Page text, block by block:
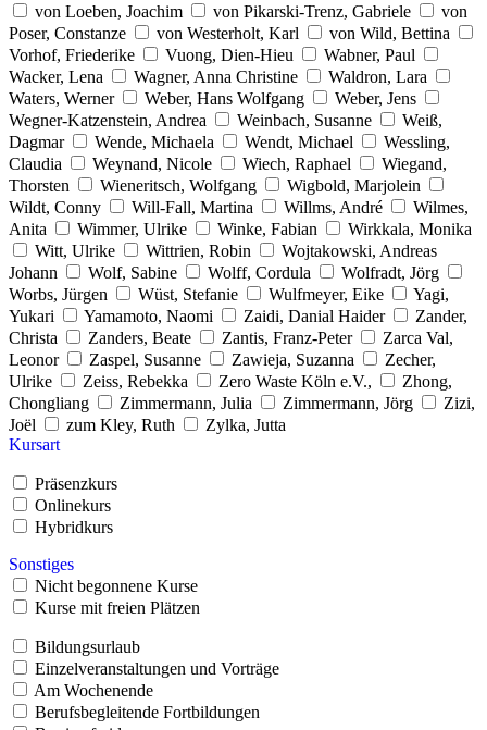
von Loeben, Joachim
von Pikarski-Trenz, Gabriele
von
Poser, Constanze
von Westerholt, Karl
von Wild, Bettina
Vorhof, Friederike
Vuong, Dien-Hieu
Wabner, Paul
Wacker, Lena
Wagner, Anna Christine
Waldron, Lara
Waters, Werner
Weber, Hans Wolfgang
Weber, Jens
Wegner-Katzenstein, Andrea
Weinbach, Susanne
Weiß,
Dagmar
Wende, Michaela Wendt, Michael
Wessling,
Claudia
Weynand, Nicole Wiech, Raphael
Wiegand,
Thorsten
Wieneritsch, Wolfgang
Wigbold, Marjolein
Wildt, Conny
Will-Fall, Martina Willms, André
Wilmes,
Anita
Wimmer, Ulrike Winke, Fabian
Wirkkala, Monika
Witt, Ulrike
Wittrien, Robin
Wojtakowski, Andreas
Johann
Wolf, Sabine Wolff, Cordula
Wolfradt, Jörg
Worbs, Jürgen
Wüst, Stefanie Wulfmeyer, Eike
Yagi,
Yukari
Yamamoto, Naomi Zaidi, Danial Haider
Zander,
Christa
Zanders, Beate Zantis, Franz-Peter
Zarca Val,
Leonor
Zaspel, Susanne Zawieja, Suzanna
Zecher,
Ulrike
Zeiss, Rebekka Zero Waste Köln e.V.,
Zhong,
Chongliang
Zimmermann, Julia Zimmermann, Jörg
Zizi,
Joël
zum Kley, Ruth
Zylka, Jutta
Kursart
Präsenzkurs
Onlinekurs
Hybridkurs
Sonstiges
Nicht begonnene Kurse
Kurse mit freien Plätzen
Bildungsurlaub
Einzelveranstaltungen und Vorträge
Am Wochenende
Berufsbegleitende Fortbildungen